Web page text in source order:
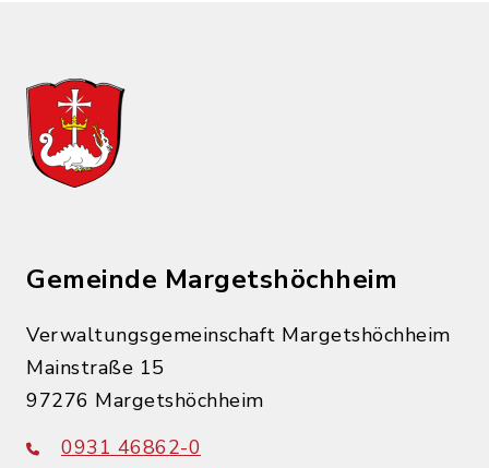
Gemeinde Margetshöchheim
Verwaltungsgemeinschaft Margetshöchheim
Mainstraße 15
97276 Margetshöchheim
0931 46862-0